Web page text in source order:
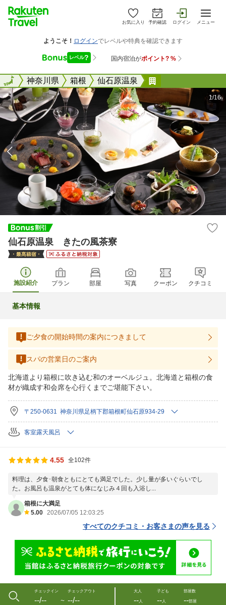
お気に入り 予約確認 ログイン メニュー
全国神奈川県 箱根 仙石原温泉
全国
1/16
仙石原温泉 きたの風茶寮
施設紹介 プラン 部屋 写真 クーポン クチコミ
基本情報
ご夕食の開始時間の案内につきまして
スパの営業日のご案内
北海道より箱根に吹き込む和のオーベルジュ。北海道と箱根の食
材が織成す和会席を心行くまでご堪能下さい。
〒250-0631 神奈川県足柄下郡箱根町仙石原934-29
客室露天風呂
4.55 全102件
料理は、夕食･朝食ともにとても満足でした。少し量が多いぐらいでし
た。お風呂も温泉がとても体になじみ４回も入浴し...
箱根に大満足
5.00 2026/07/05 12:03:25
すべてのクチコミ・お客さまの声を見る
チェックイン
--/-- 〜
チェックアウト
--/--
大人
--人
子ども
--人
部屋数
--部屋